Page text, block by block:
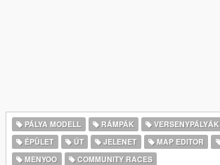
PÁLYA MODELL RÁMPÁK VERSENYPÁLYÁK
ÉPÜLET
ÚT JELENET MAP EDITOR
MENYOO
COMMUNITY RACES